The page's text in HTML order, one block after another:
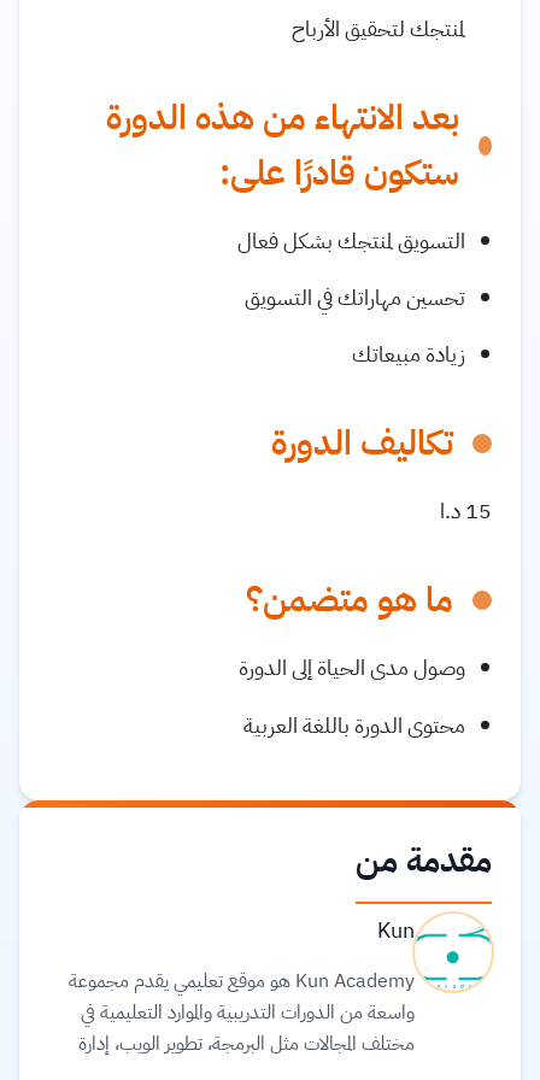
لمنتجك لتحقيق الأرباح
بعد الانتهاء من هذه الدورة
ستكون قادرًا على:
التسويق لمنتجك بشكل فعال
تحسين مهاراتك في التسويق
زيادة مبيعاتك
تكاليف الدورة
15 د.ا
ما هو متضمن؟
وصول مدى الحياة إلى الدورة
محتوى الدورة باللغة العربية
مقدمة من
Kun
Kun Academy هو موقع تعليمي يقدم مجموعة
واسعة من الدورات التدريبية والموارد التعليمية في
مختلف المجالات مثل البرمجة، تطوير الويب، إدارة